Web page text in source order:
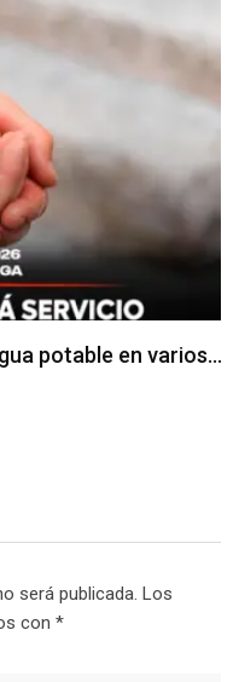
potable en varios…
será publicada. Los
con *